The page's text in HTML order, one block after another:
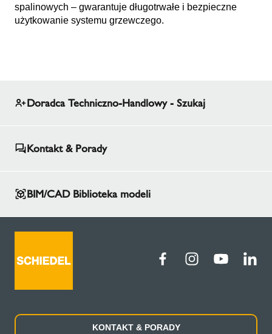
spalinowych – gwarantuje długotrwałe i bezpieczne
użytkowanie systemu grzewczego.
Doradca Techniczno-Handlowy - Szukaj
Kontakt & Porady
BIM/CAD Biblioteka modeli
KONTAKT & PORADY